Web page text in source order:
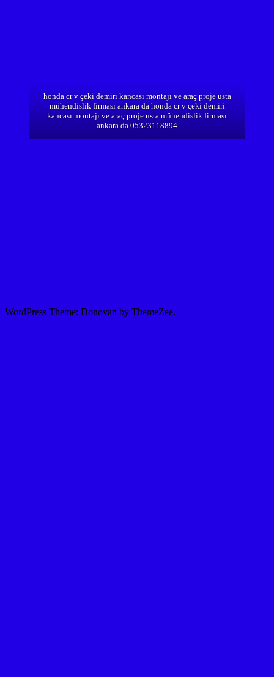
honda cr v çeki demiri kancası montajı ve araç proje usta
mühendislik firması ankara da honda cr v çeki demiri
kancası montajı ve araç proje usta mühendislik firması
ankara da 05323118894
WordPress Theme: Donovan by ThemeZee.